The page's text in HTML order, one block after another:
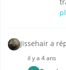
Jissehair a
il y a 4 ans